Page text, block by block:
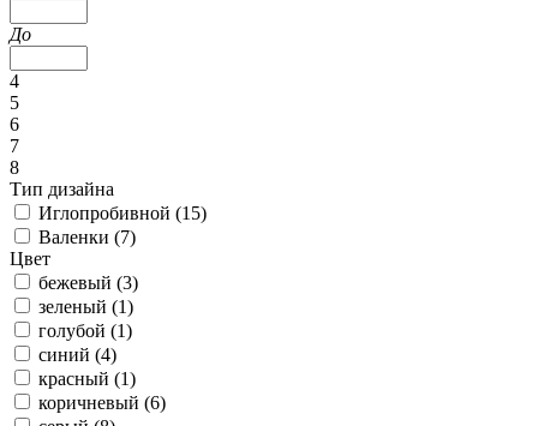
До
4
5
6
7
8
Тип дизайна
Иглопробивной (15)
Валенки (7)
Цвет
бежевый (3)
зеленый (1)
голубой (1)
синий (4)
красный (1)
коричневый (6)